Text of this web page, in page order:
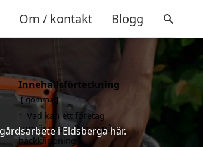
Om / kontakt Blogg
i Eldsberga här.
Innehållsförteckning
gömma
1 Vad kan ett företag
som är specialiserat på
häckklippning i